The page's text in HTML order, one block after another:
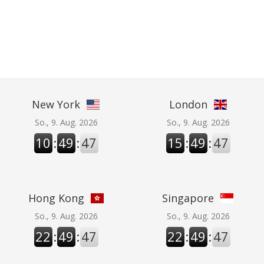
New York
So., 9. Aug. 2026
10 :49 :47
London
So., 9. Aug. 2026
15 :49 :47
Hong Kong
So., 9. Aug. 2026
22 :49 :47
Singapore
So., 9. Aug. 2026
22 :49 :47